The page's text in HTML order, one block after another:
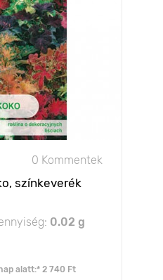
0 Kommentek
színkeverék
0.02 g
alatt:* 2 740 Ft